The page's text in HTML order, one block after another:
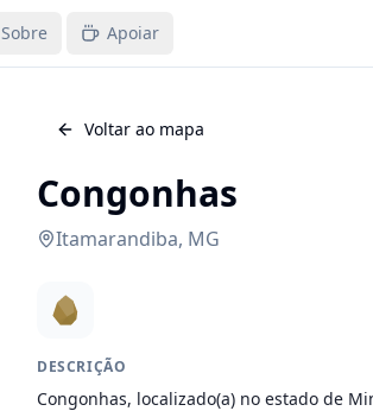
Sobre Apoiar
Voltar ao mapa
Congonhas
Itamarandiba, MG
DESCRIÇÃO
Congonhas, localizado(a) no estado de